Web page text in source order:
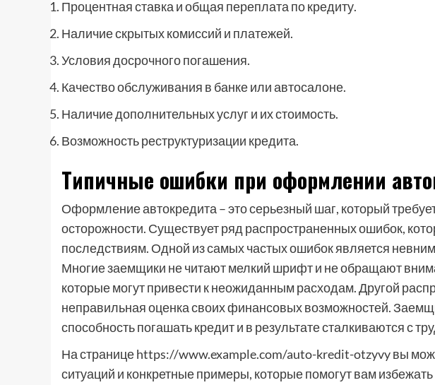
Процентная ставка и общая переплата по кредиту.
Наличие скрытых комиссий и платежей.
Условия досрочного погашения.
Качество обслуживания в банке или автосалоне.
Наличие дополнительных услуг и их стоимость.
Возможность реструктуризации кредита.
Типичные ошибки при оформлении
Оформление автокредита – это серьезный шаг, который
осторожности. Существует ряд распространенных ошибок,
последствиям. Одной из самых частых ошибок является
Многие заемщики не читают мелкий шрифт и не обращают
которые могут привести к неожиданным расходам. Другой
неправильная оценка своих финансовых возможностей.
способность погашать кредит и в результате сталкиваются с
На странице https://www.example.com/auto-kredit-otzyvy вы
ситуаций и конкретные примеры, которые помогут вам